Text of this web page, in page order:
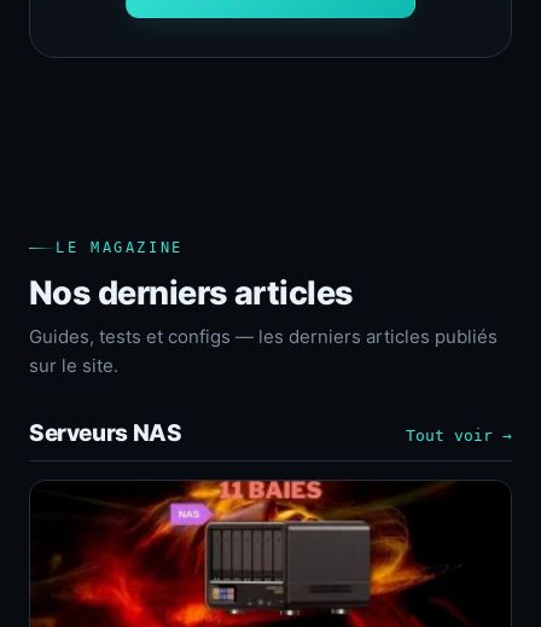
LE MAGAZINE
Nos derniers articles
Guides, tests et configs — les derniers articles publiés
sur le site.
Serveurs NAS Tout voir →